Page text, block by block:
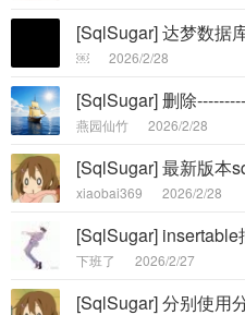
￼ 2026/2/28
[SqlSugar] 删除
燕园仙竹 2026/2/28
xiaobai369 2026/2/28
[SqlSugar]
下班了 2026/2/27